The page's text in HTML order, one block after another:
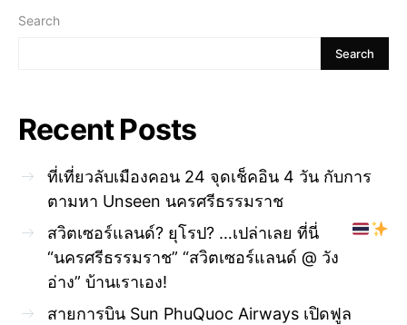
Search
Search
Recent Posts
ที่เที่ยวลับเมืองคอน 24 จุดเช็คอิน 4 วัน กับการ
ตามหา Unseen นครศรีธรรมราช
สวิตเซอร์แลนด์? ยุโรป? …เปล่าเลย ที่นี่
“นครศรีธรรมราช” “สวิตเซอร์แลนด์ @ วัง
อ่าง” บ้านเราเอง!
สายการบิน Sun PhuQuoc Airways เปิดฟูล